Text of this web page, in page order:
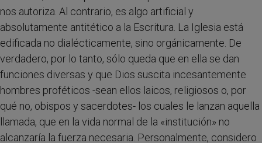
nos autoriza. Al contrario, es algo artificial y
absolutamente antitético a la Escritura. La Iglesia está
edificada no dialécticamente, sino orgánicamente. De
verdadero, por lo tanto, sólo queda que en ella se dan
funciones diversas y que Dios suscita incesantemente
hombres proféticos -sean ellos laicos, religiosos o, por
qué no, obispos y sacerdotes- los cuales le lanzan aquella
llamada, que en la vida normal de la «institución» no
alcanzaría la fuerza necesaria. Personalmente, considero